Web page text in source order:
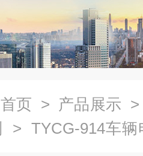
首页 > 产品展示
> TYCG-914车